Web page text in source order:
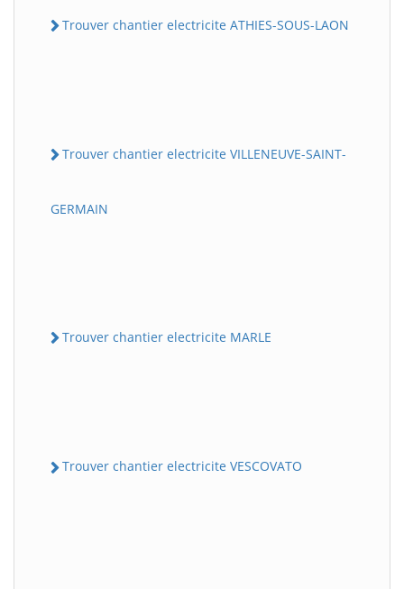
Trouver chantier electricite ATHIES-SOUS-LAON
Trouver chantier electricite VILLENEUVE-SAINT-
GERMAIN
Trouver chantier electricite MARLE
Trouver chantier electricite VESCOVATO